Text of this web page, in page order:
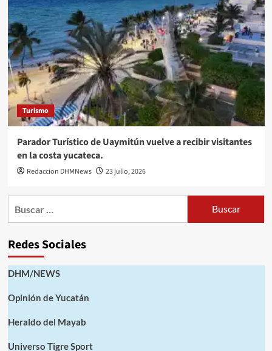
Turismo
Parador Turístico de Uaymitún vuelve a recibir visitantes
en la costa yucateca.
Redaccion DHMNews 23 julio, 2026
Redes Sociales
DHM/NEWS
Opinión de Yucatán
Heraldo del Mayab
Universo Tigre Sport